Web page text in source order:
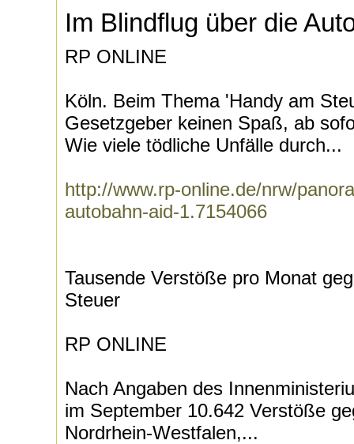
Im Blindflug über die
RP ONLINE
Köln. Beim Thema 'Handy am
Gesetzgeber keinen Spaß, ab
Wie viele tödliche Unfälle durch...
http://www.rp-online.de/nrw/
autobahn-aid-1.7154066
Tausende Verstöße pro Monat
Steuer
RP ONLINE
Nach Angaben des
im September 10.642 Verstöße
Nordrhein-Westfalen,...